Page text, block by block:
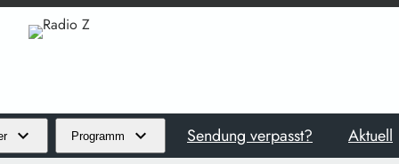
Programm Sendung verpasst? Aktuell